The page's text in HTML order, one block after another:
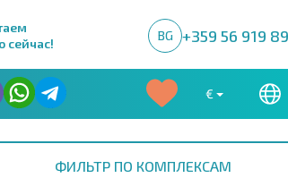
сейчас!
BG +359 56 919
€
ФИЛЬТР ПО КОМПЛЕКСАМ